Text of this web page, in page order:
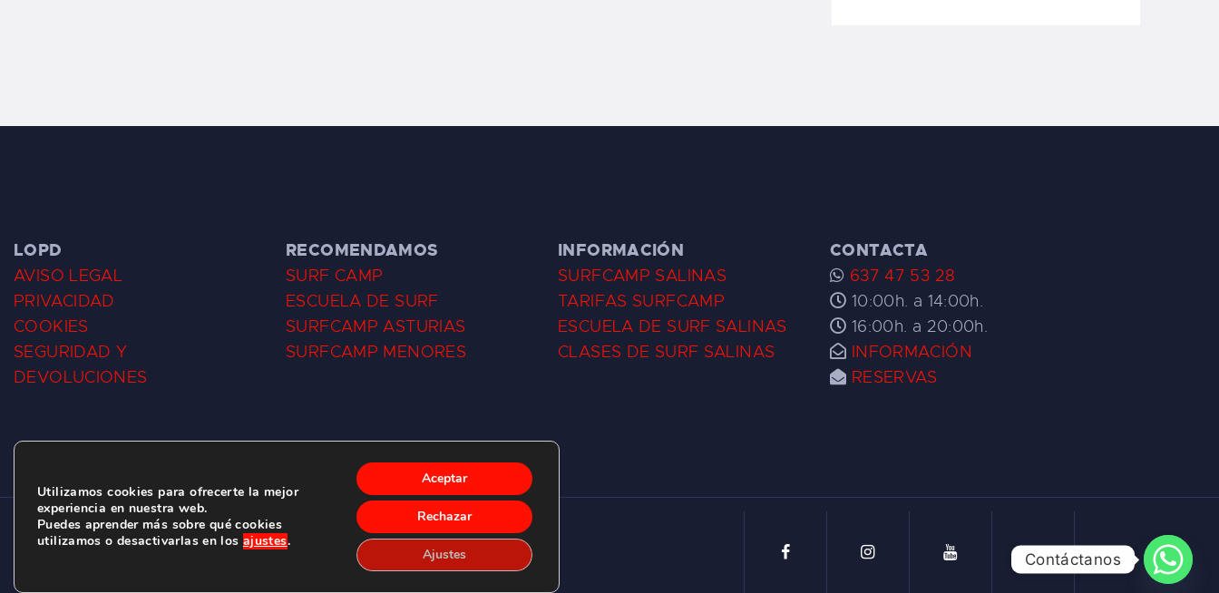
LOPD
AVISO LEGAL
PRIVACIDAD
COOKIES
SEGURIDAD Y
DEVOLUCIONES
RECOMENDAMOS
SURF CAMP
ESCUELA DE SURF
SURFCAMP ASTURIAS
SURFCAMP MENORES
INFORMACIÓN
SURFCAMP SALINAS
TARIFAS SURFCAMP
ESCUELA DE SURF SALINAS
CLASES DE SURF SALINAS
CONTACTA
637 47 53 28
10:00h. a 14:00h.
16:00h. a 20:00h.
INFORMACIÓN
RESERVAS
CLUB DE SURF LAS DUNAS ©2026.
C/ BERNARDO ÁLVAREZ GALAN 1, SALINAS (ASTURIAS)
Utilizamos cookies para ofrecerte la mejor
experiencia en nuestra web.
Puedes aprender más sobre qué cookies
utilizamos o desactivarlas en los ajustes.
Aceptar
Rechazar
Ajustes Contáctanos